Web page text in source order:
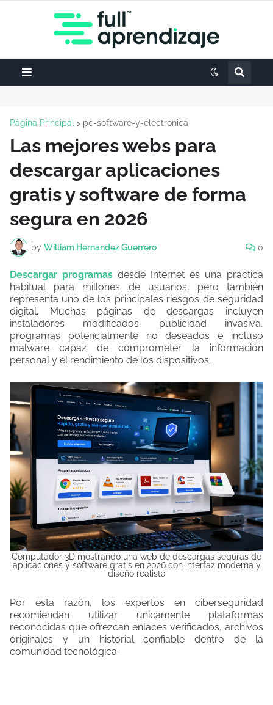
Página Principal pc-software-y-electronica
Las mejores webs para
descargar aplicaciones
gratis y software de forma
segura en 2026
by William Hernandez Guerrero 0
Descargar programas desde Internet es una práctica
habitual para millones de usuarios, pero también
representa uno de los principales riesgos de seguridad
digital. Muchas páginas de descargas incluyen
instaladores modificados, publicidad invasiva,
programas potencialmente no deseados e incluso
malware capaz de comprometer la información
personal y el rendimiento de los dispositivos.
Computador 3D mostrando una web de descargas seguras de
aplicaciones y software gratis en 2026 con interfaz moderna y
diseño realista
Por esta razón, los expertos en ciberseguridad
recomiendan utilizar únicamente plataformas
reconocidas que ofrezcan enlaces verificados, archivos
originales y un historial confiable dentro de la
comunidad tecnológica.